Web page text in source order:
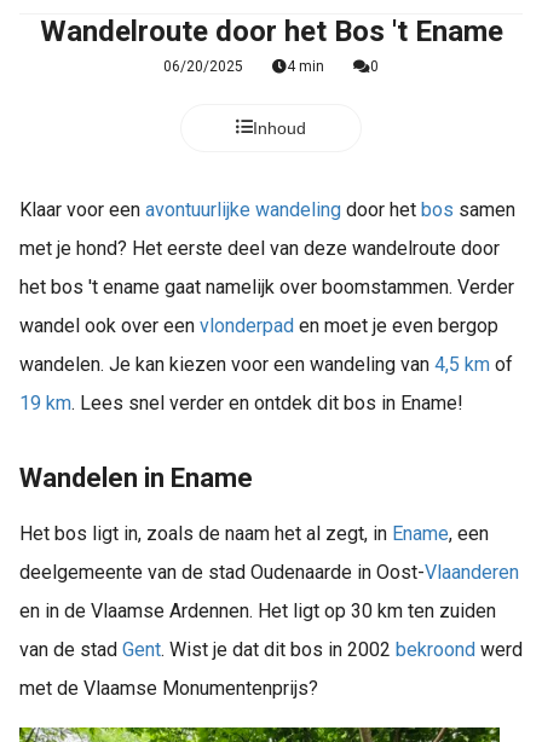
Wandelroute door het Bos 't Ename
06/20/2025 4 min 0
Inhoud
Klaar voor een avontuurlijke wandeling door het bos samen
met je hond? Het eerste deel van deze wandelroute door
het bos 't ename gaat namelijk over boomstammen. Verder
wandel ook over een vlonderpad en moet je even bergop
wandelen. Je kan kiezen voor een wandeling van 4,5 km of
19 km. Lees snel verder en ontdek dit bos in Ename!
Wandelen in Ename
Het bos ligt in, zoals de naam het al zegt, in Ename, een
deelgemeente van de stad Oudenaarde in Oost-Vlaanderen
en in de Vlaamse Ardennen. Het ligt op 30 km ten zuiden
van de stad Gent. Wist je dat dit bos in 2002 bekroond werd
met de Vlaamse Monumentenprijs?